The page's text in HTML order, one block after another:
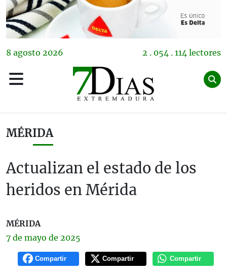
8 agosto 2026 2 . 054 . 114 lectores
MÉRIDA
Actualizan el estado de los
heridos en Mérida
MÉRIDA
7 de mayo de 2025
Compartir Compartir Compartir